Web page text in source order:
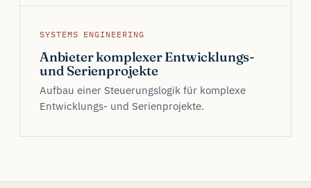
SYSTEMS ENGINEERING
Anbieter komplexer Entwicklungs-
und Serienprojekte
Aufbau einer Steuerungslogik für komplexe
Entwicklungs- und Serienprojekte.